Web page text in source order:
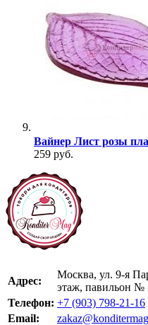
Вайнер Лист розы
259 руб.
Адрес:
Москва, ул. 9-я
этаж, павильон №
Телефон: +7 (903) 798-21-16
Email: